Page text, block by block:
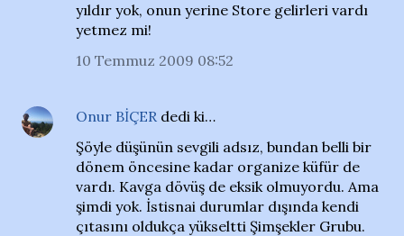
yıldır yok, onun yerine Store gelirleri vardı
yetmez mi!
10 Temmuz 2009 08:52
Onur BİÇER dedi ki…
Şöyle düşünün sevgili adsız, bundan belli bir
dönem öncesine kadar organize küfür de
vardı. Kavga dövüş de eksik olmuyordu. Ama
şimdi yok. İstisnai durumlar dışında kendi
çıtasını oldukça yükseltti Şimşekler Grubu.